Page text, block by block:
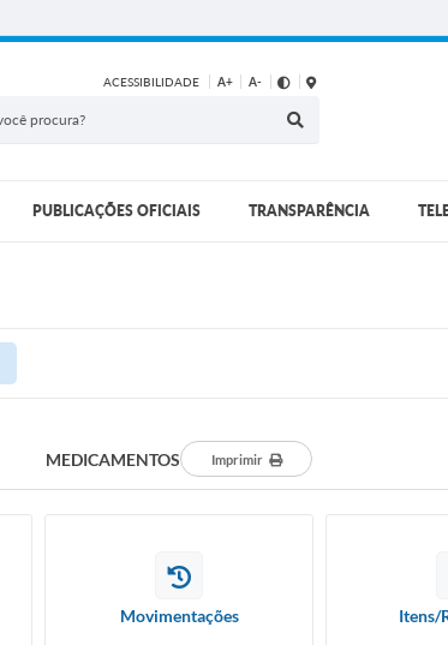
ACESSIBILIDADE A+ A-
PUBLICAÇÕES OFICIAIS TRANSPARÊNCIA
MEDICAMENTOS Imprimir
Movimentações Itens/